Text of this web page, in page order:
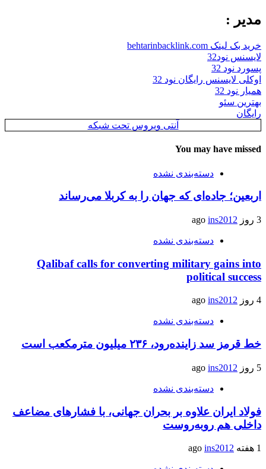
مدیر :
خرید بک لینک behtarinbacklink.com
لایسنس نود32
پسورد نود 32
اوکلی لایسنس رایگان نود 32
همیار نود 32
بهترین سئو
رایگان
آنتی ویروس تحت شبکه
You may have missed
دسته‌بندی نشده
اربعین؛ جاده‌ای که جهان را به کربلا می‌رساند
3 روز ago ins2012
دسته‌بندی نشده
Qalibaf calls for converting military gains into
political success
4 روز ago ins2012
دسته‌بندی نشده
خط قرمز سد زاینده‌رود، ۲۳۶ میلیون مترمکعب است
5 روز ago ins2012
دسته‌بندی نشده
فولاد ایران علاوه بر بحران جهانی، با فشارهای مضاعف
داخلی هم روبه‌روست
1 هفته ago ins2012